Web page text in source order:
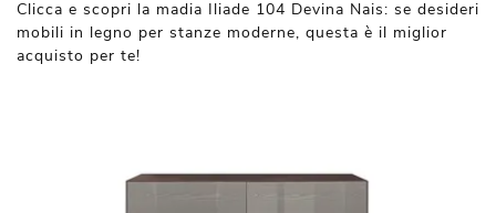
Clicca e scopri la madia Iliade 104 Devina Nais: se desideri
mobili in legno per stanze moderne, questa è il miglior
acquisto per te!